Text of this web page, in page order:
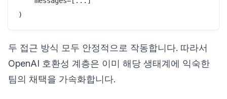
두 접근 방식 모두 안정적으로 작동합니다. 따라서
OpenAI 호환성 계층은 이미 해당 생태계에 익숙한
팀의 채택을 가속화합니다.